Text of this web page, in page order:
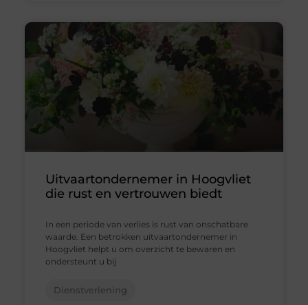
Uitvaartondernemer in Hoogvliet
die rust en vertrouwen biedt
In een periode van verlies is rust van onschatbare
waarde. Een betrokken uitvaartondernemer in
Hoogvliet helpt u om overzicht te bewaren en
ondersteunt u bij
Dienstverlening